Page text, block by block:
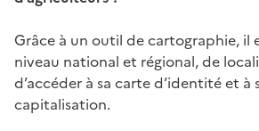
Grâce à un outil de cartographie, il
niveau national et régional, de
d’accéder à sa carte d’identité et à
capitalisation.